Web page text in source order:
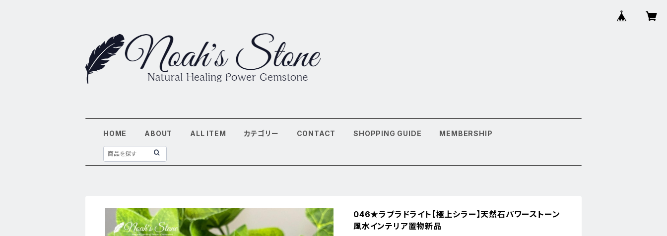
HOME ABOUT ALL ITEM カテゴリー CONTACT SHOPPING GUIDE MEMBERSHIP
046★ラブラドライト【極上シラー】天然石パワーストーン
風水インテリア置物新品